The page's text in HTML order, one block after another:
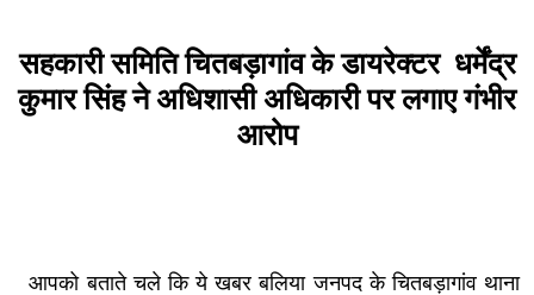
सहकारी समिति चितबड़ागांव के डायरेक्टर धर्मेंद्र
कुमार सिंह ने अधिशासी अधिकारी पर लगाए गंभीर
आरोप
आपको बताते चले कि ये खबर बलिया जनपद के चितबड़ागांव थाना